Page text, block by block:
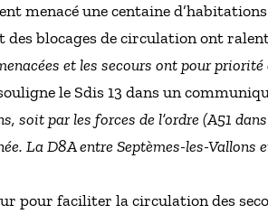
menacé une centaine
des blocages de circulation ont
et les secours ont pour priorité
le Sdis 13 dans un
soit par les forces de l’ordre (A51
La D8A entre Septèmes-les-Vallons
pour faciliter la circulation des